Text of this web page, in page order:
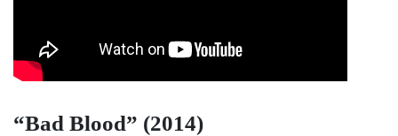
“Bad Blood” (2014)